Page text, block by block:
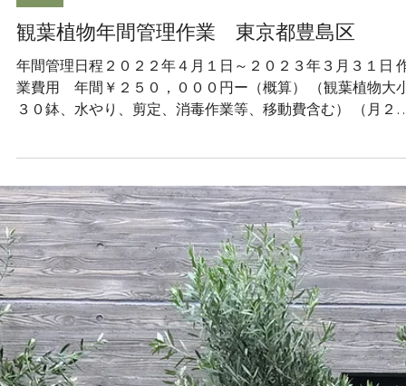
会社
バラ、植栽年間管理作業 東京都世田谷
年間管理日程２０２２年４月１日～２０２３年３月３１日
業費用 年間￥２００，０００円ー（概算） （バラ１２株
移動費含む） （月１～３回の定期訪問）